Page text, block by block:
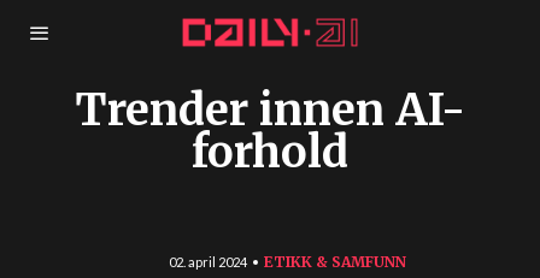
Trender innen AI-
forhold
02. april 2024 ETIKK & SAMFUNN